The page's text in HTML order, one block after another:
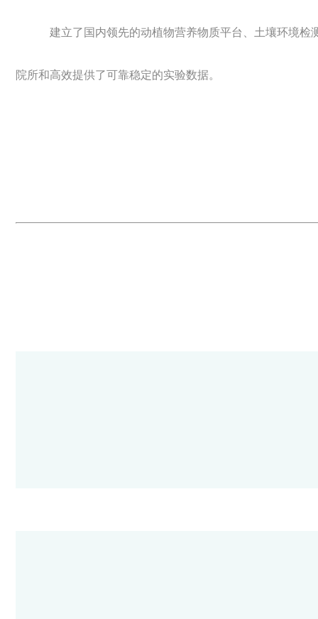
建立了国内领先的动植物营养物质平台、土壤环境检
院所和高效提供了可靠稳定的实验数据。